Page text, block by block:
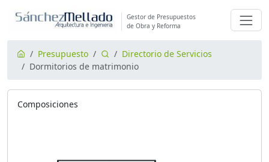
Gestor de Presupuestos
de Obra y Reforma
Presupuesto
Directorio de Servicios
Dormitorios de matrimonio
Composiciones